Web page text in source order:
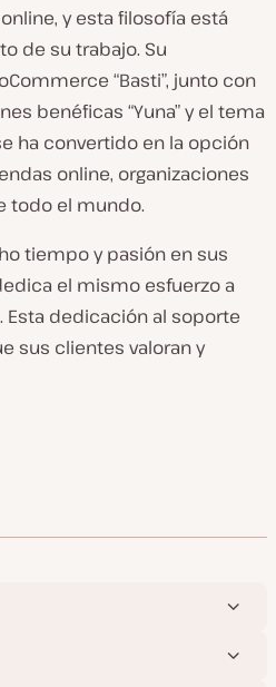
y esta filosofía está
de su trabajo. Su
“Basti”, junto con
benéficas “Yuna” y el tema
ha convertido en la opción
online, organizaciones
todo el mundo.
tiempo y pasión en sus
el mismo esfuerzo a
dedicación al soporte
sus clientes valoran y